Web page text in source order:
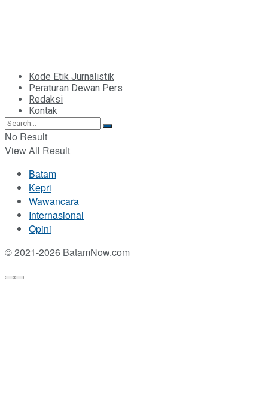
Kode Etik Jurnalistik
Peraturan Dewan Pers
Redaksi
Kontak
No Result
View All Result
Batam
Kepri
Wawancara
Internasional
Opini
© 2021-2026 BatamNow.com